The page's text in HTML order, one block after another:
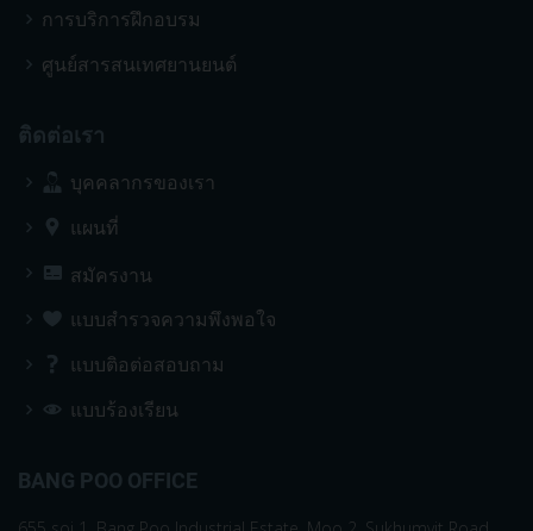
การบริการฝึกอบรม
ศูนย์สารสนเทศยานยนต์
ติดต่อเรา
บุคคลากรของเรา
แผนที่
สมัครงาน
แบบสำรวจความพึงพอใจ
แบบติอต่อสอบถาม
แบบร้องเรียน
BANG POO OFFICE